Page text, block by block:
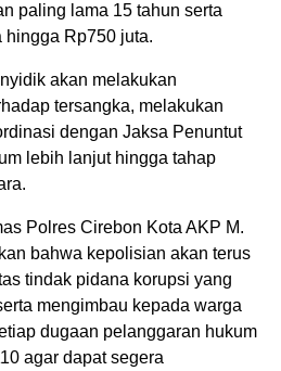
paling lama 15 tahun serta
hingga Rp750 juta.
akan melakukan
tersangka, melakukan
dengan Jaksa Penuntut
lebih lanjut hingga tahap
Polres Cirebon Kota AKP M.
bahwa kepolisian akan terus
tindak pidana korupsi yang
mengimbau kepada warga
dugaan pelanggaran hukum
agar dapat segera